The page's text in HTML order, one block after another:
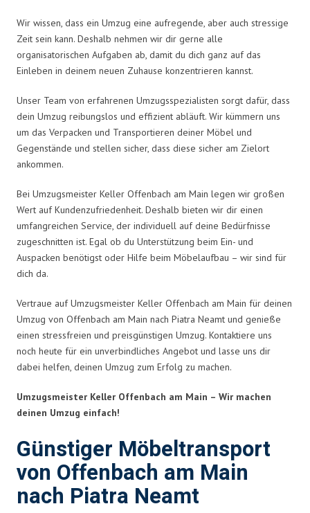
Wir wissen, dass ein Umzug eine aufregende, aber auch stressige
Zeit sein kann. Deshalb nehmen wir dir gerne alle
organisatorischen Aufgaben ab, damit du dich ganz auf das
Einleben in deinem neuen Zuhause konzentrieren kannst.
Unser Team von erfahrenen Umzugsspezialisten sorgt dafür, dass
dein Umzug reibungslos und effizient abläuft. Wir kümmern uns
um das Verpacken und Transportieren deiner Möbel und
Gegenstände und stellen sicher, dass diese sicher am Zielort
ankommen.
Bei Umzugsmeister Keller Offenbach am Main legen wir großen
Wert auf Kundenzufriedenheit. Deshalb bieten wir dir einen
umfangreichen Service, der individuell auf deine Bedürfnisse
zugeschnitten ist. Egal ob du Unterstützung beim Ein- und
Auspacken benötigst oder Hilfe beim Möbelaufbau – wir sind für
dich da.
Vertraue auf Umzugsmeister Keller Offenbach am Main für deinen
Umzug von Offenbach am Main nach Piatra Neamt und genieße
einen stressfreien und preisgünstigen Umzug. Kontaktiere uns
noch heute für ein unverbindliches Angebot und lasse uns dir
dabei helfen, deinen Umzug zum Erfolg zu machen.
Umzugsmeister Keller Offenbach am Main – Wir machen
deinen Umzug einfach!
Günstiger Möbeltransport
von Offenbach am Main
nach Piatra Neamt